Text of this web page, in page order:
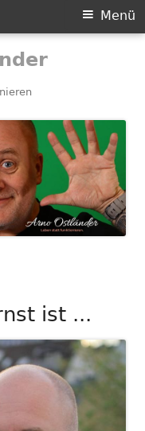
Menü
ist ...